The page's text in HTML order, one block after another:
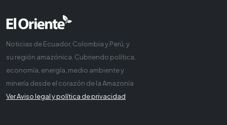
Noticias de Ecuador, Colombia y Perú, y
su región amazónica. Cubriendo política,
economía, energía, medio ambiente y
minería desde el corazón de la Amazonía
Ver Aviso legal y política de privacidad